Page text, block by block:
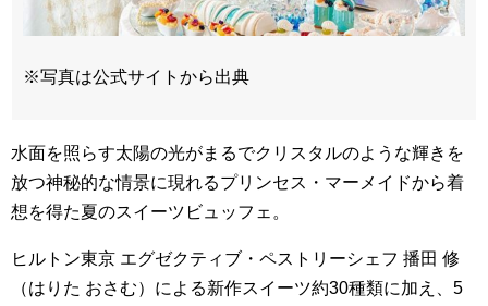
※写真は公式サイトから出典
水面を照らす太陽の光がまるでクリスタルのような輝きを
放つ神秘的な情景に現れるプリンセス・マーメイドから着
想を得た夏のスイーツビュッフェ。
ヒルトン東京 エグゼクティブ・ペストリーシェフ 播田 修
（はりた おさむ）による新作スイーツ約30種類に加え、5